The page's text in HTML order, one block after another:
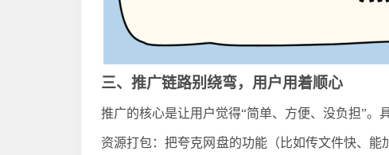
三、推广链路别绕弯，用户用着顺心
推广的核心是让用户觉得“简单、方便、没负担”。
资源打包：把夸克网盘的功能（比如传文件快、